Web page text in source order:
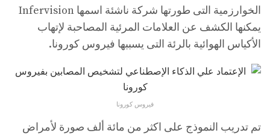
الخوارزمية التى طورتها شركة ناشئة اسمها Infervision
يمكنها الكشف عن العلامات المرئية المصاحبة لإتهاب
الأكياس الهوائية بالرئة التى يسببها فيروس كورونا.
فيروس كورونا
تم تدريب النموذج على اكثر من مائة ألف صورة لأمراض